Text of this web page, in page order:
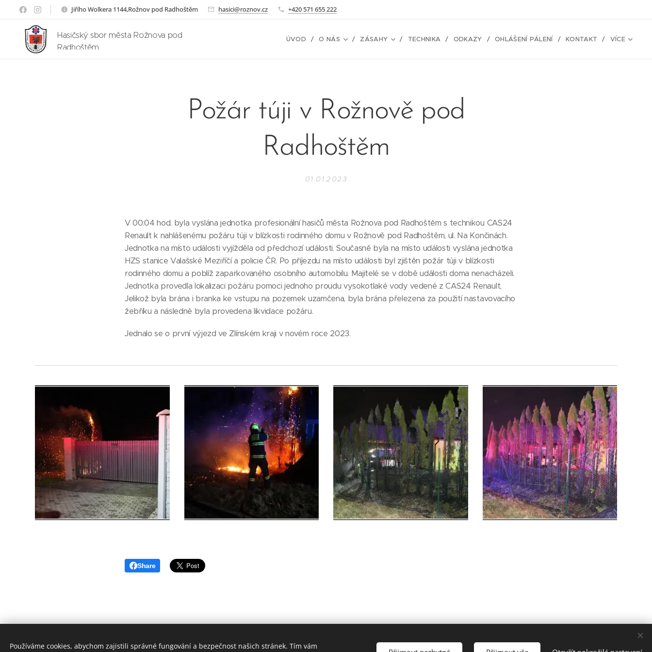
Jiřího Wolkera 1144,Rožnov pod Radhoštěm hasici@roznov.cz +420 571 655 222
Hasičský sbor města Rožnova pod
Radhoštěm
ÚVOD O NÁS ZÁSAHY TECHNIKA ODKAZY OHLÁŠENÍ PÁLENÍ KONTAKT VÍCE
Požár túji v Rožnově pod
Radhoštěm
01.01.2023
V 00:04 hod. byla vyslána jednotka profesionální hasičů města Rožnova pod Radhoštěm s technikou CAS24
Renault k nahlášenému požáru túji v blízkosti rodinného domu v Rožnově pod Radhoštěm, ul. Na Končinách.
Jednotka na místo události vyjížděla od předchozí události. Současně byla na místo události vyslána jednotka
HZS stanice Valašské Meziříčí a policie ČR. Po příjezdu na místo události byl zjištěn požár túji v blízkosti
rodinného domu a poblíž zaparkovaného osobního automobilu. Majitelé se v době události doma nenacházeli.
Jednotka provedla lokalizaci požáru pomoci jednoho proudu vysokotlaké vody vedené z CAS24 Renault,
Jelikož byla brána i branka ke vstupu na pozemek uzamčena, byla brána přelezena za použití nastavovacího
žebříku a následně byla provedena likvidace požáru.
Jednalo se o první výjezd ve Zlínském kraji v novém roce 2023.
Share
© 2017 Hasičský sbor města Rožnova pod Radhoštěm, J.Wolkera 1144, Rožnov pod Radhoštěm 756 61
Používáme cookies, abychom zajistili správné fungování a bezpečnost našich stránek. Tím vám